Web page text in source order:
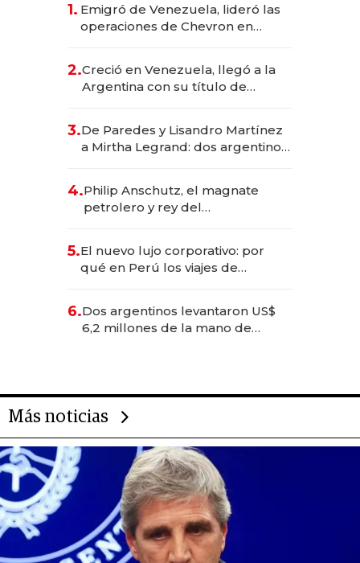
1. Emigró de Venezuela, lideró las
operaciones de Chevron en
2.Creció en Venezuela, llegó a la
Argentina con su título de
las marcas "fast premium"
3.De Paredes y Lisandro Martínez
a Mirtha Legrand: dos argentinos
4.Philip Anschutz, el magnate
petrolero y rey del
Fénix
5.El nuevo lujo corporativo: por
qué en Perú los viajes de
para convertirse en experiencias
transformadoras
6.Dos argentinos levantaron US$
6,2 millones de la mano de
Más noticias